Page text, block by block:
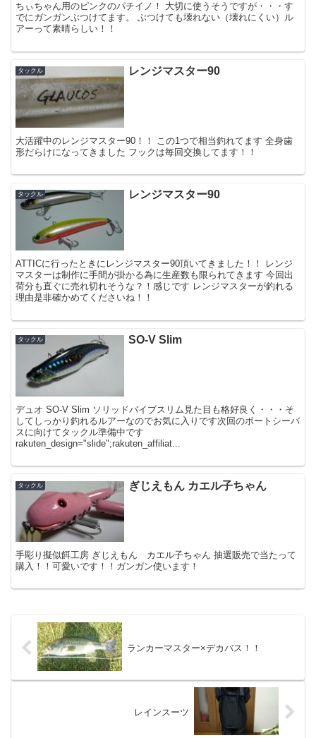
ちぃちゃん用のピンクのパチイノ！ 大切に使うそうですが・・・す
でにガンガンぶつけてます。 ぶつけても壊れない（壊れにくい）ル
アーって素晴らしい！！
タックル レンジマスター90
大活躍中のレンジマスター90！！ この1つで相当釣れてます 全身歯
形だらけになってきました フックは毎回交換してます！！
タックル レンジマスター90
ATTICに行ったときにレンジマスター90頂いてきました！！ レンジ
マスターは制作に手間が掛かる為に生産数も限られてきます 今回出
荷分も直ぐに売れ切れそうな？！感じです レンジマスターが釣れる
理由是非確かめてくださいね！！
タックル SO-V Slim
デュオ SO-V Slim ソリッドバイブスリム見た目も格好良く・・・そ
してしっかり釣れるルアーなのでお気に入りです次回のボートシーバ
スに向けてタックル準備中です
rakuten_design="slide";rakuten_affiliat...
タックル ぎじえもん カエル子ちゃん
手彫り擬似餌工房 ぎじえもん カエル子ちゃん 抽選販売で当たって
購入！！可愛いです！！ガンガン使います！
ランカーマスター×デカバス！！
レインスーツ